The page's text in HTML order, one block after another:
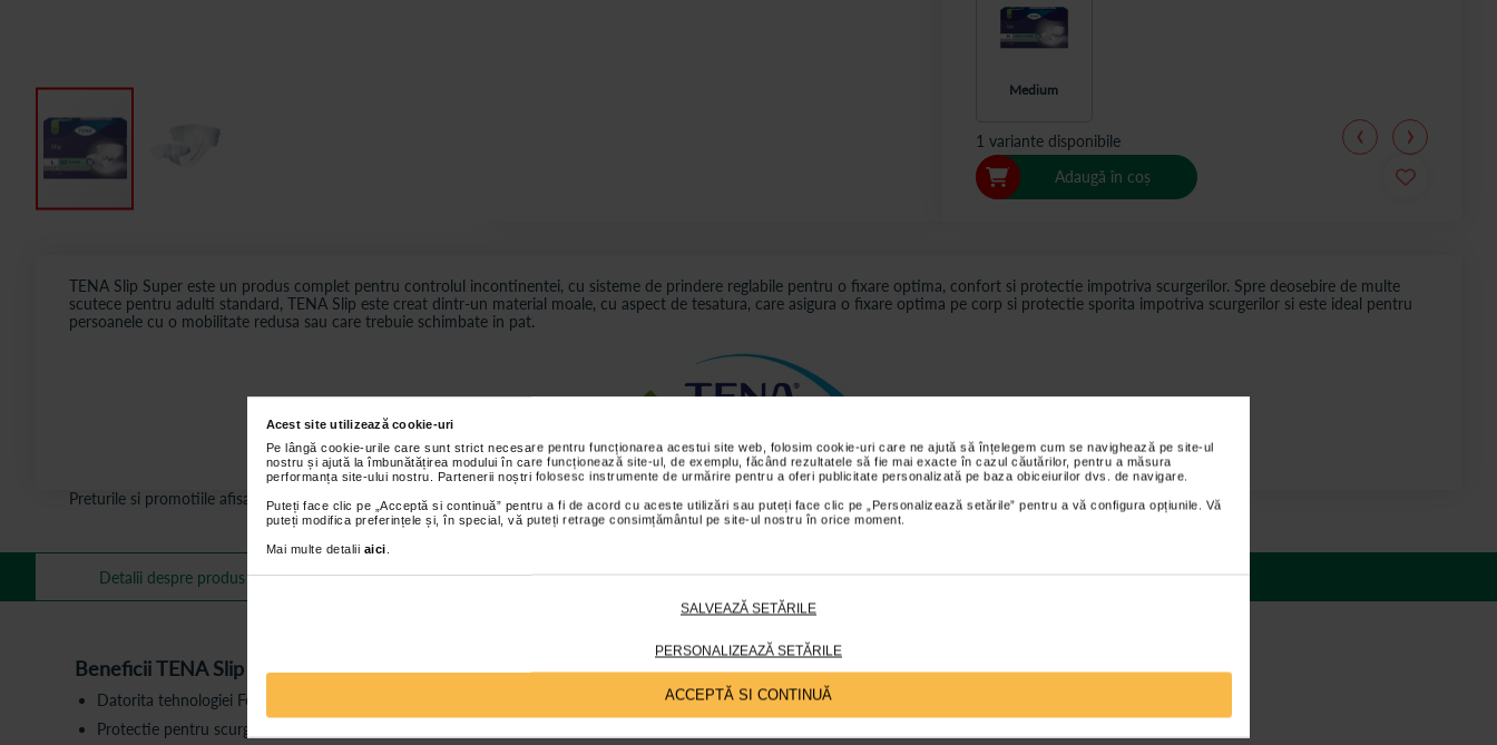
Acest site utilizează cookie-uri
Pe lângă cookie-urile care sunt strict necesare pentru funcționarea acestui site web, folosim cookie-uri care ne ajută să înțelegem cum se navighează pe site-ul
nostru și ajută la îmbunătățirea modului în care funcționează site-ul, de exemplu, făcând rezultatele să fie mai exacte în cazul căutărilor, pentru a măsura
performanța site-ului nostru. Partenerii noștri folosesc instrumente de urmărire pentru a oferi publicitate personalizată pe baza obiceiurilor dvs. de navigare.
Puteți face clic pe „Acceptă si continuă” pentru a fi de acord cu aceste utilizări sau puteți face clic pe „Personalizează setările” pentru a vă configura opțiunile. Vă
puteți modifica preferințele și, în special, vă puteți retrage consimțământul pe site-ul nostru în orice moment.
Mai multe detalii aici
SALVEAZĂ SETĂRILE
PERSONALIZEAZĂ SETĂRILE
ACCEPTĂ SI CONTINUĂ
TENA Slip Super este un produs complet pentru controlul incontinentei, cu sisteme de prindere reglabile pentru o fixare optima, confort si protectie impotriva scurgerilor. Spre deosebire de multe
scutece pentru adulti standard, TENA Slip este creat dintr-un material moale, cu aspect de tesatura, care asigura o fixare optima pe corp si protectie sporita impotriva scurgerilor si este ideal pentru
persoanele cu o mobilitate redusa sau care trebuie schimbate in pat.
Medium
1 variante disponibile
Adaugă în coș
Preturile si promotiile afisate pe site in dreptul fiecarui produs sunt valabile pentru comenzile efectuate online.
Detalii despre produs
Beneficii TENA Slip Super:
Datorita tehnologiei FeelDry Advanced™, produsul absoarbe rapid;
Protectie pentru scurgeri de urina mari;
Mai multe informații